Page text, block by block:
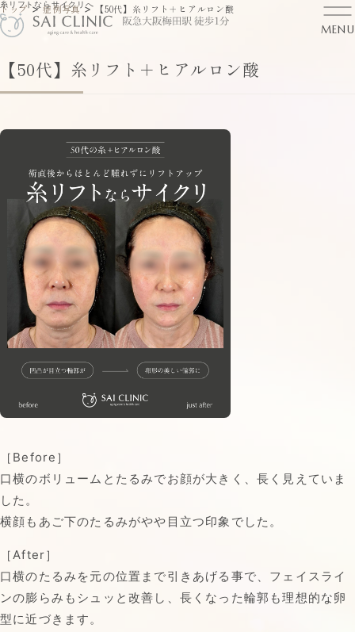
糸リフトならサイクリへ
MENU
トップ>症例写真> 【50代】糸リフト＋ヒアルロン酸
【50代】糸リフト＋ヒアルロン酸
［Before］
口横のボリュームとたるみでお顔が大きく、長く見えていま
した。
横顔もあご下のたるみがやや目立つ印象でした。
［After］
口横のたるみを元の位置まで引きあげる事で、フェイスライ
ンの膨らみもシュッと改善し、長くなった輪郭も理想的な卵
型に近づきます。